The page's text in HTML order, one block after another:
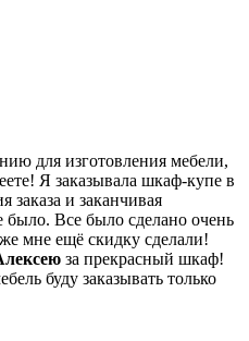
для изготовления мебели,
Я заказывала шкаф-купе в
заказа и заканчивая
Все было сделано очень
мне ещё скидку сделали!
за прекрасный шкаф!
буду заказывать только